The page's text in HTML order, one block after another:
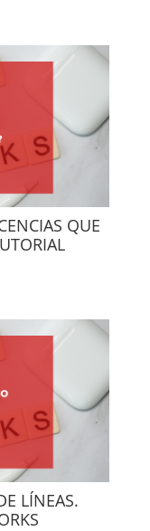
QUE
LÍNEAS.